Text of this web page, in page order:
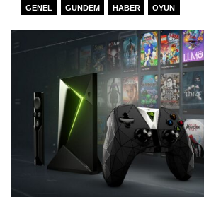
GENEL GUNDEM HABER OYUN